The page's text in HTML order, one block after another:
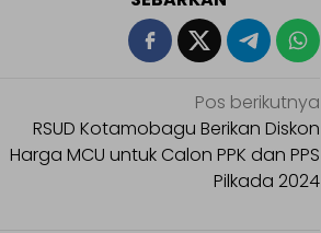
Pos berikutnya
RSUD Kotamobagu Berikan Diskon
Harga MCU untuk Calon PPK dan PPS
Pilkada 2024